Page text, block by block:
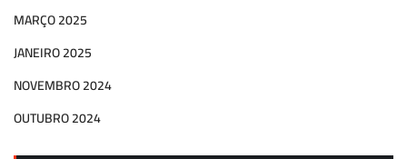
MARÇO 2025
JANEIRO 2025
NOVEMBRO 2024
OUTUBRO 2024